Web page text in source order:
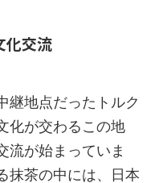
化交流
継地点だったトルク
化が交わるこの地
流が始まっていま
抹茶の中には、日本